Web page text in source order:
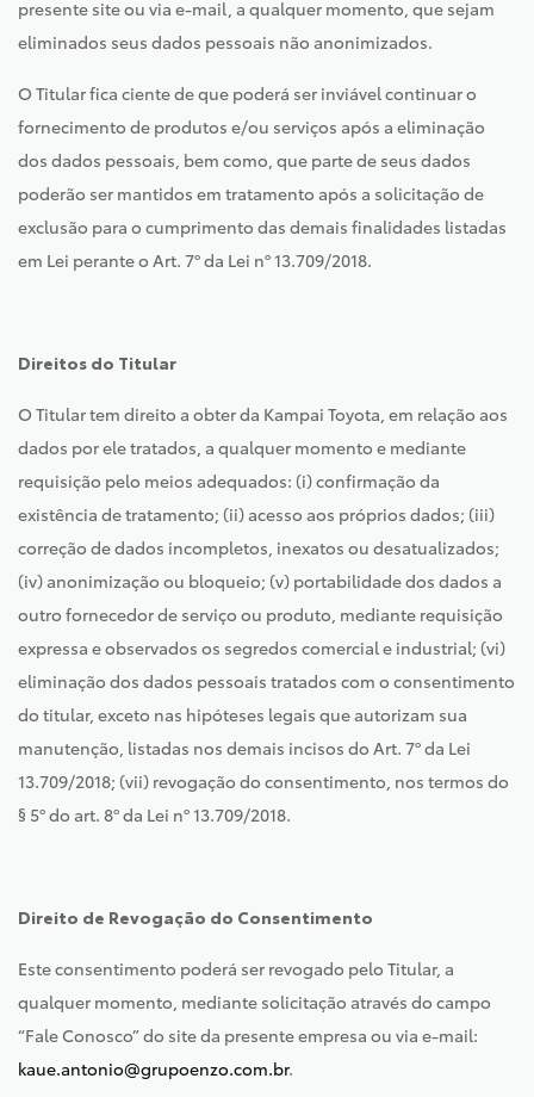
presente site ou via e-mail, a qualquer momento, que sejam
eliminados seus dados pessoais não anonimizados.
O Titular fica ciente de que poderá ser inviável continuar o
fornecimento de produtos e/ou serviços após a eliminação
dos dados pessoais, bem como, que parte de seus dados
poderão ser mantidos em tratamento após a solicitação de
exclusão para o cumprimento das demais finalidades listadas
em Lei perante o Art. 7º da Lei nº 13.709/2018.
Direitos do Titular
O Titular tem direito a obter da Kampai Toyota, em relação aos
dados por ele tratados, a qualquer momento e mediante
requisição pelo meios adequados: (i) confirmação da
existência de tratamento; (ii) acesso aos próprios dados; (iii)
correção de dados incompletos, inexatos ou desatualizados;
(iv) anonimização ou bloqueio; (v) portabilidade dos dados a
outro fornecedor de serviço ou produto, mediante requisição
expressa e observados os segredos comercial e industrial; (vi)
eliminação dos dados pessoais tratados com o consentimento
do titular, exceto nas hipóteses legais que autorizam sua
manutenção, listadas nos demais incisos do Art. 7º da Lei
13.709/2018; (vii) revogação do consentimento, nos termos do
§ 5º do art. 8º da Lei nº 13.709/2018.
Direito de Revogação do Consentimento
Este consentimento poderá ser revogado pelo Titular, a
qualquer momento, mediante solicitação através do campo
“Fale Conosco” do site da presente empresa ou via e-mail:
kaue.antonio@grupoenzo.com.br.